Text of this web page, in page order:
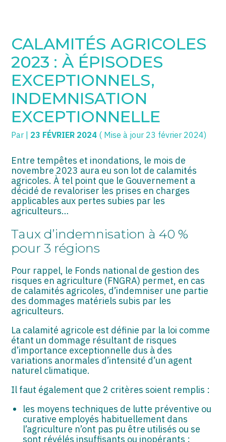
SOGECC – Noisy
SOGECC – République
SOGECC – Turbigo
COMMERÇANTS
GROUPE
SCI / LMNP
PROFESSIONS LIBÉRALES
HOLDING
PARTICULIERS
EXPATRIÉ NON RÉSIDANT
IMPATRIÉ / EXPATRIÉ
ASSOCIATIONS
START-UP
SECTEUR AUDIOVISUEL
Gérer votre quotidien
Piloter votre entreprise
Développer votre entreprise
Construire votre patrimoine
Être prêt pour la facturation
CALAMITÉS AGRICOLES
2023 : À ÉPISODES
EXCEPTIONNELS,
INDEMNISATION
EXCEPTIONNELLE
Par 23 FÉVRIER 2024 ( Mise à jour 23 février 2024)
Entre tempêtes et inondations, le mois de
novembre 2023 aura eu son lot de calamités
agricoles. À tel point que le Gouvernement a
décidé de revaloriser les prises en charges
applicables aux pertes subies par les
agriculteurs…
Taux d’indemnisation à 40 %
pour 3 régions
Pour rappel, le Fonds national de gestion des
risques en agriculture (FNGRA) permet, en cas
de calamités agricoles, d’indemniser une partie
des dommages matériels subis par les
agriculteurs.
La calamité agricole est définie par la loi comme
étant un dommage résultant de risques
d’importance exceptionnelle dus à des
variations anormales d’intensité d’un agent
naturel climatique.
Il faut également que 2 critères soient remplis :
les moyens techniques de lutte préventive ou
curative employés habituellement dans
l’agriculture n’ont pas pu être utilisés ou se
sont révélés insuffisants ou inopérants ;